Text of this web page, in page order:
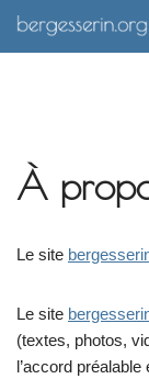
Aller
À
Le site
Le site
(textes, photos,
l’accord